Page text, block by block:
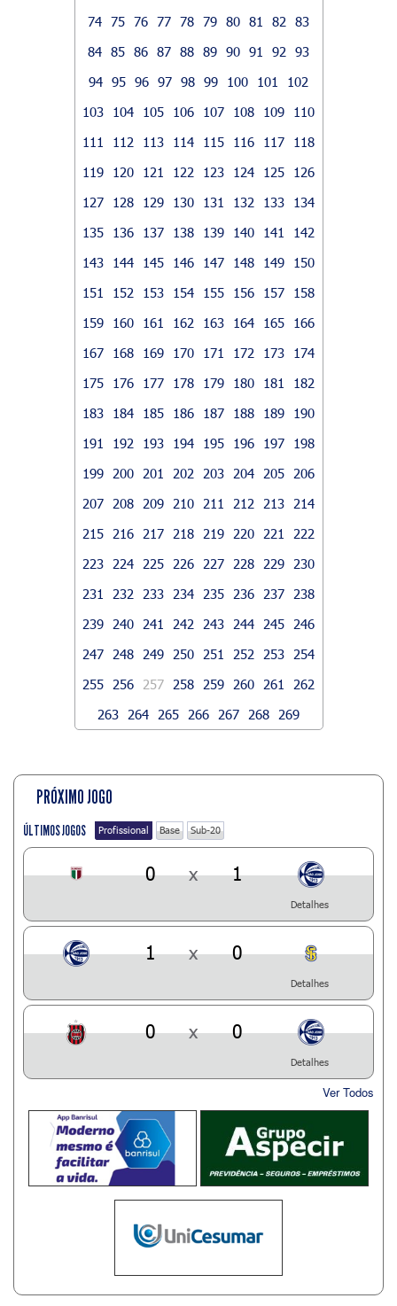
74 75 76 77 78 79 80 81 82
83
84 85 86 87 88 89 90 91 92
93
94 95 96 97 98 99 100 101
102
103
104 105 106 107 108 109
110
111
112 113 114 115 116 117
118
119
120 121 122 123 124 125
126
127
128 129 130 131 132 133
134
135
136 137 138 139 140 141
142
143
144 145 146 147 148 149
150
151
152 153 154 155 156 157
158
159
160 161 162 163 164 165
166
167
168 169 170 171 172 173
174
175
176 177 178 179 180 181
182
183
184 185 186 187 188 189
190
191
192 193 194 195 196 197
198
199
200 201 202 203 204 205
206
207
208 209 210 211 212 213
214
215
216 217 218 219 220 221
222
223
224 225 226 227 228 229
230
231
232 233 234 235 236 237
238
239
240 241 242 243 244 245
246
247
248 249 250 251 252 253
254
255
256 257 258 259 260 261
262
263
264 265 266 267 268 269
PRÓXIMO JOGO
ÚLTIMOS JOGOS Profissional Base Sub-20
0 x 1
Detalhes
1 x 0
Detalhes
0 x 0
Detalhes
Ver Todos